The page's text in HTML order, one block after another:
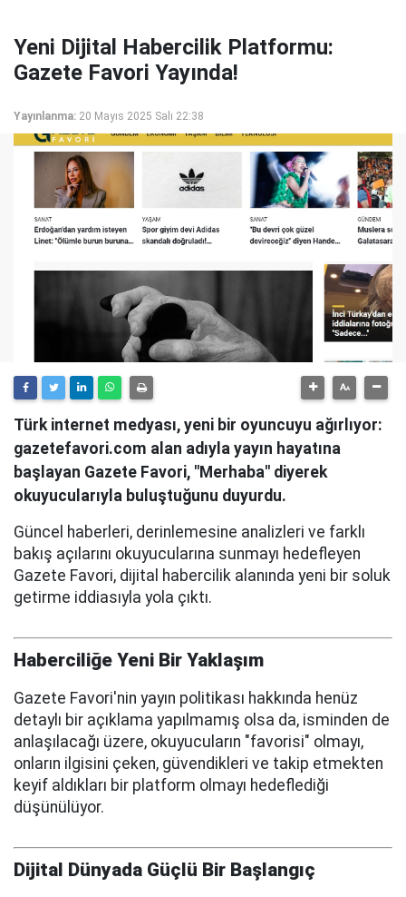
Yeni Dijital Habercilik Platformu:
Gazete Favori Yayında!
Yayınlanma: 20 Mayıs 2025 Salı 22:38
Türk internet medyası, yeni bir oyuncuyu ağırlıyor:
gazetefavori.com alan adıyla yayın hayatına
başlayan Gazete Favori, "Merhaba" diyerek
okuyucularıyla buluştuğunu duyurdu.
Güncel haberleri, derinlemesine analizleri ve farklı
bakış açılarını okuyucularına sunmayı hedefleyen
Gazete Favori, dijital habercilik alanında yeni bir soluk
getirme iddiasıyla yola çıktı.
Haberciliğe Yeni Bir Yaklaşım
Gazete Favori'nin yayın politikası hakkında henüz
detaylı bir açıklama yapılmamış olsa da, isminden de
anlaşılacağı üzere, okuyucuların "favorisi" olmayı,
onların ilgisini çeken, güvendikleri ve takip etmekten
keyif aldıkları bir platform olmayı hedeflediği
düşünülüyor.
Dijital Dünyada Güçlü Bir Başlangıç